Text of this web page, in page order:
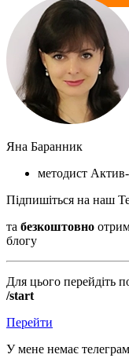
Яна Баранник
методист
Підпишіться на наш
та безкоштовно
блогу
Для цього перейдіть
/start
Перейти
У мене немає